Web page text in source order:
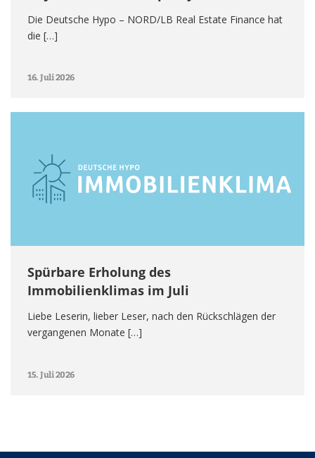
Die Deutsche Hypo – NORD/LB Real Estate Finance hat
die […]
16. Juli 2026
Spürbare Erholung des
Immobilienklimas im Juli
Liebe Leserin, lieber Leser, nach den Rückschlägen der
vergangenen Monate […]
15. Juli 2026